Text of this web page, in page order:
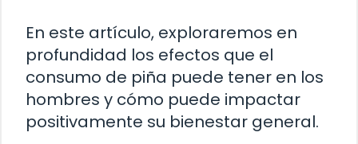
En este artículo, exploraremos en
profundidad los efectos que el
consumo de piña puede tener en los
hombres y cómo puede impactar
positivamente su bienestar general.